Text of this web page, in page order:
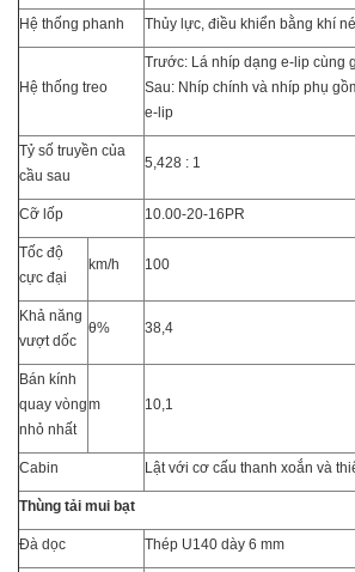
Hệ thống phanh Thủy lực, điều khiển bằng khí
Hệ thống treo
Trước: Lá nhíp dạng e-lip cùng
Sau: Nhíp chính và nhíp phụ
e-lip
Tỷ số truyền của
cầu sau
5,428 : 1
Cỡ lốp 10.00-20-16PR
Tốc độ
cực đại
km/h 100
Khả năng
vượt dốc
θ% 38,4
Bán kính
quay vòng
nhỏ nhất
m 10,1
Cabin Lật với cơ cấu thanh xoắn và
Thùng tải mui bạt
Đà dọc Thép U140 dày 6 mm